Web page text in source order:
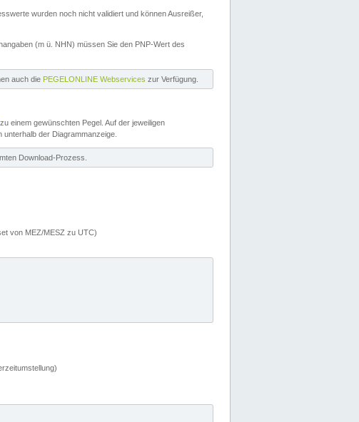
wurden noch nicht validiert und können Ausreißer,
(m ü. NHN) müssen Sie den PNP-Wert des
auch die PEGELONLINE Webservices zur Verfügung.
zu einem gewünschten Pegel. Auf der jeweiligen
der Diagrammanzeige.
Download-Prozess.
von MEZ/MESZ zu UTC)